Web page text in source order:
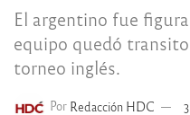
El argentino fue
equipo quedó
torneo inglés.
Por Redacción HDC